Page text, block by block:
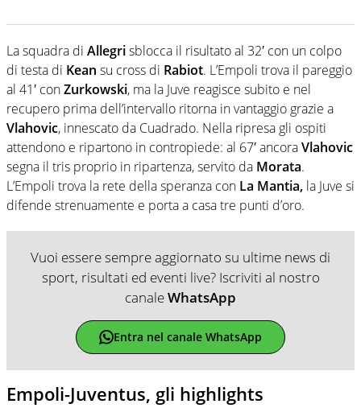
La squadra di Allegrisblocca il risultato al 32′ con un colpo
di testa di Kean su cross di Rabiot. L’Empoli trova il pareggio
al 41′ conZurkowski, ma la Juve reagisce subito e nel
recupero prima dell’intervallo ritorna in vantaggio grazie a
Vlahovic, innescato da Cuadrado. Nella ripresa gli ospiti
attendono e ripartono in contropiede: al 67′ ancoraVlahovic
segna il tris proprio in ripartenza, servito da Morata.
L’Empoli trova la rete della speranza con La Mantia, la Juve si
difende strenuamente e porta a casa tre punti d’oro.
Vuoi essere sempre aggiornato su ultime news di
sport, risultati ed eventi live? Iscriviti al nostro
canaleWhatsApp
Entra nel canale WhatsApp
Empoli-Juventus, gli highlights